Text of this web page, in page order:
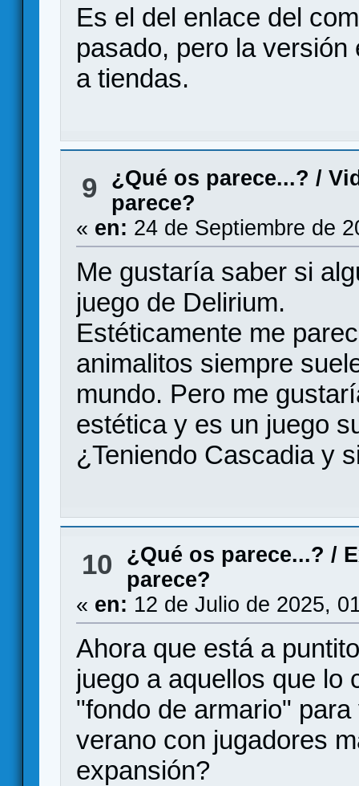
Es el del enlace del
pasado, pero la
a tiendas.
9 ¿Qué os parece...? /
parece?
« en: 24 de Septiembre de
Me gustaría saber si
juego de Delirium.
Estéticamente me
animalitos siempre
mundo. Pero me
estética y es un juego
¿Teniendo Cascadia y
10 ¿Qué os parece...? /
parece?
« en: 12 de Julio de 2025,
Ahora que está a
juego a aquellos que lo
"fondo de armario"
verano con jugadores
expansión?